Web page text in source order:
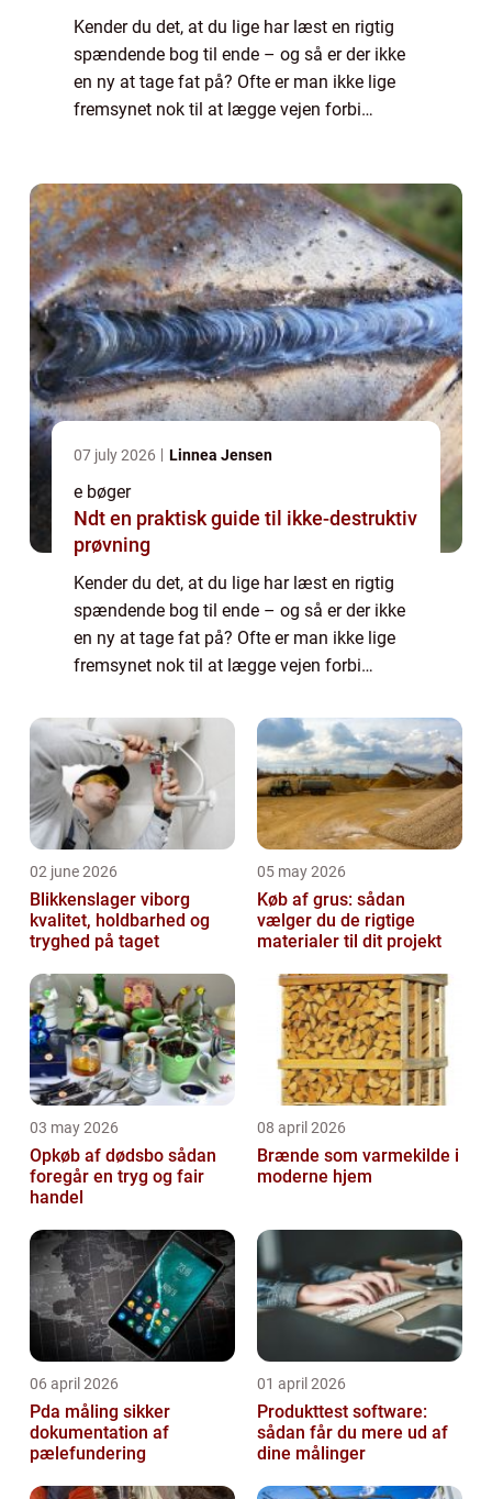
Kender du det, at du lige har læst en rigtig
spændende bog til ende – og så er der ikke
en ny at tage fat på? Ofte er man ikke lige
fremsynet nok til at lægge vejen forbi
07 july 2026 Linnea Jensen
e bøger
Ndt en praktisk guide til ikke-destruktiv
prøvning
Kender du det, at du lige har læst en rigtig
spændende bog til ende – og så er der ikke
en ny at tage fat på? Ofte er man ikke lige
fremsynet nok til at lægge vejen forbi
02 june 2026
Blikkenslager viborg
kvalitet, holdbarhed og
tryghed på taget
05 may 2026
Køb af grus: sådan
vælger du de rigtige
materialer til dit projekt
03 may 2026
Opkøb af dødsbo sådan
foregår en tryg og fair
handel
08 april 2026
Brænde som varmekilde i
moderne hjem
06 april 2026
Pda måling sikker
dokumentation af
pælefundering
01 april 2026
Produkttest software:
sådan får du mere ud af
dine målinger